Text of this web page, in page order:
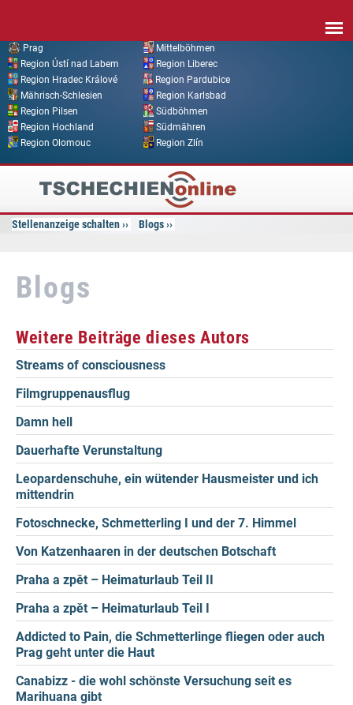
Prag
Mittelböhmen
Region Ústí nad Labem
Region Liberec
Region Hradec Králové
Region Pardubice
Mährisch-Schlesien
Region Karlsbad
Region Pilsen
Südböhmen
Region Hochland
Südmähren
Region Olomouc
Region Zlín
Tschechien
Online
Stellenanzeige schalten Blogs
Blogs
Weitere Beiträge dieses Autors
Streams of consciousness
Filmgruppenausflug
Damn hell
Dauerhafte Verunstaltung
Leopardenschuhe, ein wütender Hausmeister und ich
mittendrin
Fotoschnecke, Schmetterling I und der 7. Himmel
Von Katzenhaaren in der deutschen Botschaft
Praha a zpět – Heimaturlaub Teil II
Praha a zpět – Heimaturlaub Teil I
Addicted to Pain, die Schmetterlinge fliegen oder auch
Prag geht unter die Haut
Canabizz - die wohl schönste Versuchung seit es
Marihuana gibt